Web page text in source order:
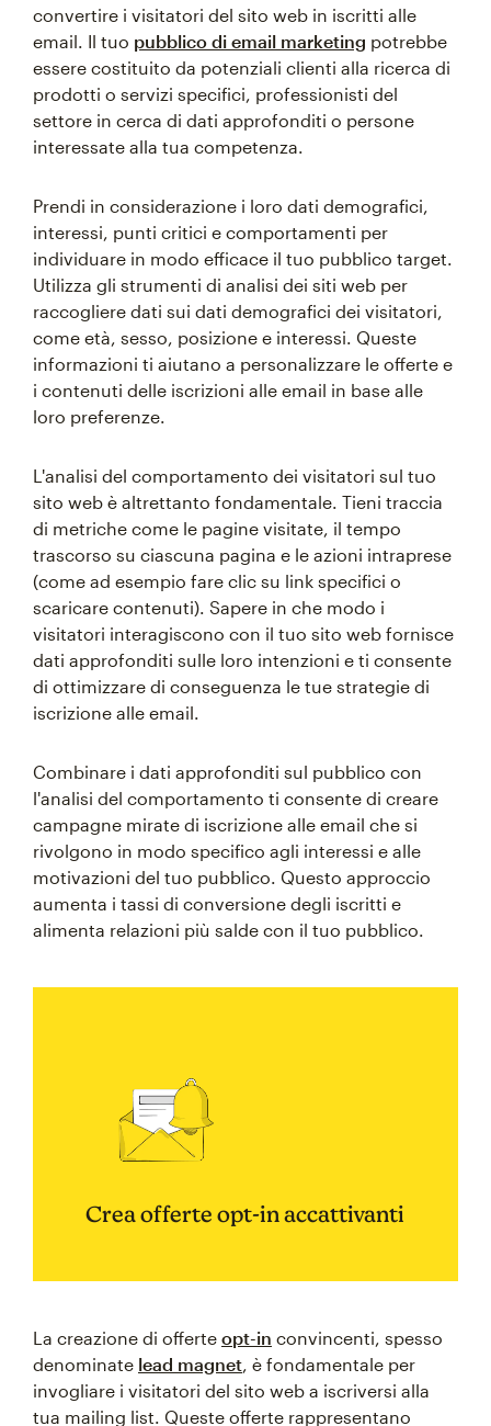
convertire i visitatori del sito web in iscritti alle
email. Il tuo pubblico di email marketing potrebbe
essere costituito da potenziali clienti alla ricerca di
prodotti o servizi specifici, professionisti del
settore in cerca di dati approfonditi o persone
interessate alla tua competenza.
Prendi in considerazione i loro dati demografici,
interessi, punti critici e comportamenti per
individuare in modo efficace il tuo pubblico target.
Utilizza gli strumenti di analisi dei siti web per
raccogliere dati sui dati demografici dei visitatori,
come età, sesso, posizione e interessi. Queste
informazioni ti aiutano a personalizzare le offerte e
i contenuti delle iscrizioni alle email in base alle
loro preferenze.
L'analisi del comportamento dei visitatori sul tuo
sito web è altrettanto fondamentale. Tieni traccia
di metriche come le pagine visitate, il tempo
trascorso su ciascuna pagina e le azioni intraprese
(come ad esempio fare clic su link specifici o
scaricare contenuti). Sapere in che modo i
visitatori interagiscono con il tuo sito web fornisce
dati approfonditi sulle loro intenzioni e ti consente
di ottimizzare di conseguenza le tue strategie di
iscrizione alle email.
Combinare i dati approfonditi sul pubblico con
l'analisi del comportamento ti consente di creare
campagne mirate di iscrizione alle email che si
rivolgono in modo specifico agli interessi e alle
motivazioni del tuo pubblico. Questo approccio
aumenta i tassi di conversione degli iscritti e
alimenta relazioni più salde con il tuo pubblico.
Crea offerte opt-in accattivanti
La creazione di offerte opt-in convincenti, spesso
denominate lead magnet, è fondamentale per
invogliare i visitatori del sito web a iscriversi alla
tua mailing list. Queste offerte rappresentano